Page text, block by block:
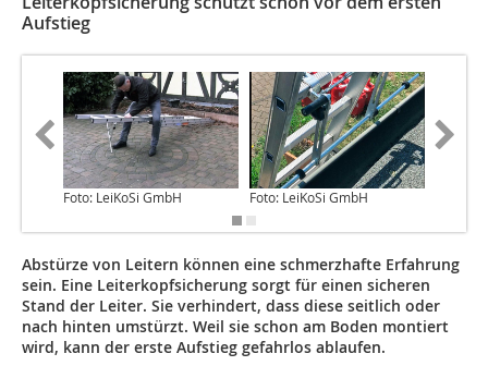
Aufstieg
Foto: LeiKoSi GmbH Foto: LeiKoSi GmbH
Abstürze von Leitern können eine schmerzhafte Erfahrung
sein. Eine Leiterkopfsicherung sorgt für einen sicheren
Stand der Leiter. Sie verhindert, dass diese seitlich oder
nach hinten umstürzt. Weil sie schon am Boden montiert
wird, kann der erste Aufstieg gefahrlos ablaufen.